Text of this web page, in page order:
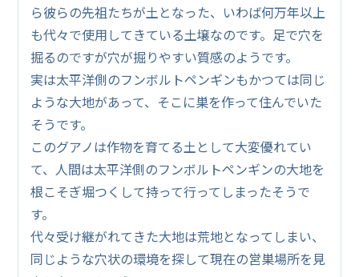
ら彼らの先祖たちが土となった、いわば何万年以上
も代々で使用してきている土壌なのです。足で穴を
掘るのですが穴が掘りやすい質感のようです。
実は太平洋側のフンボルトペンギンもかつては同じ
ような大地があって、そこに巣を作って住んでいた
そうです。
このグアノは作物を育てる土として大変優れてい
て、人間は太平洋側のフンボルトペンギンの大地を
根こそぎ堀つくして持って行ってしまったそうで
す。
代々受け継がれてきた大地は荒地となってしまい、
同じような穴状の環境を探して現在の営巣場所を見